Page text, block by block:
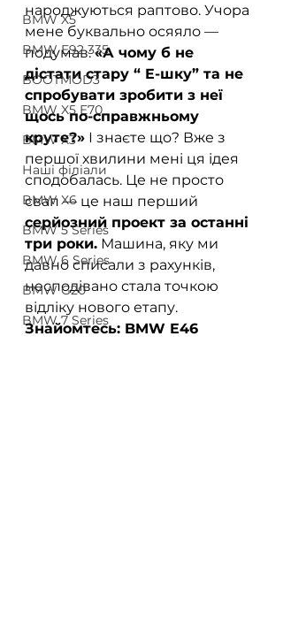
BMW X5
BMW E92 335
BOOTMOD3
BMW X5 E70
BMW X3
Наші філіали
BMW X6
BMW 5 Series
BMW 6 Series
BMW G20
BMW 7 Series
народжуються раптово. Учора
мене буквально осяяло —
подумав: «А чому б не
дістати стару “ E-шку” та не
спробувати зробити з неї
щось по-справжньому
круте?» І знаєте що? Вже з
першої хвилини мені ця ідея
сподобалась. Це не просто
свап — це наш перший
серйозний проект за останні
три роки. Машина, яку ми
давно списали з рахунків,
несподівано стала точкою
відліку нового етапу.
Знайомтесь: BMW E46